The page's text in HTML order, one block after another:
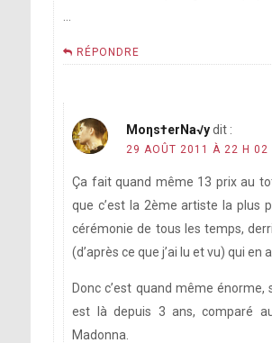
RÉPONDRE
Moηs†erNa√ydit :
29 AOÛT 2011 À 22 H 02
Ça fait quand même 13 prix au
que c’est la 2ème artiste la plus
cérémonie de tous les temps,
(d’après ce que j’ai lu et vu) qui en a
Donc c’est quand même énorme,
est là depuis 3 ans, comparé
Madonna.